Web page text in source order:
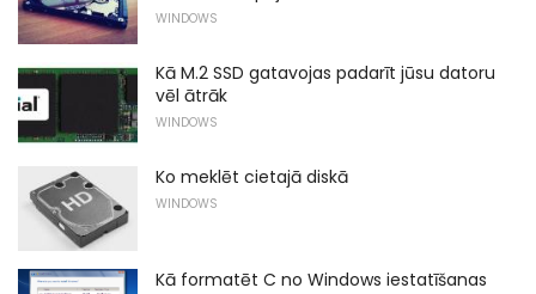
WINDOWS
Kā M.2 SSD gatavojas padarīt jūsu datoru
vēl ātrāk
WINDOWS
Ko meklēt cietajā diskā
WINDOWS
Kā formatēt C no Windows iestatīšanas